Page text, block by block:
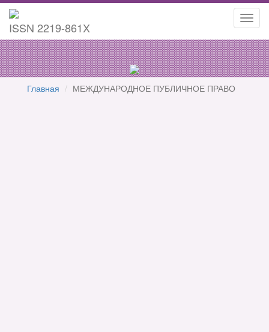
ISSN 2219-861X
Главная МЕЖДУНАРОДНОЕ ПУБЛИЧНОЕ ПРАВО